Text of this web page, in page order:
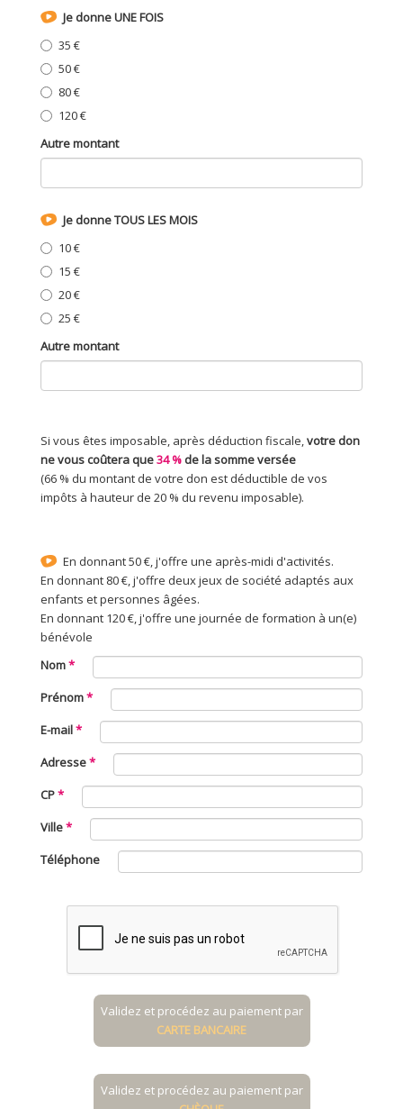
Je donne UNE FOIS
35 €
50 €
80 €
120 €
Autre montant
Je donne TOUS LES MOIS
10 €
15 €
20 €
25 €
Autre montant
Si vous êtes imposable, après déduction fiscale,votre don
ne vous coûtera que34 % de la somme versée
(66 % du montant de votre don est déductible de vos
impôts à hauteur de 20 % du revenu imposable).
En donnant 50 €, j'offre une après-midi d'activités.
En donnant 80 €, j'offre deux jeux de société adaptés aux
enfants et personnes âgées.
En donnant 120 €, j'offre une journée de formation à un(e)
bénévole
Nom
Prénom
E-mail
Adresse
CP
Ville
Téléphone
Validez et procédez au paiement par
CARTE BANCAIRE
Validez et procédez au paiement par